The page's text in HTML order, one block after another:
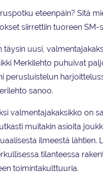
eteenpäin? Sitä
siirrettiin tuoreen
täysin uusi,
Merkilehto puhuivat
perusluistelun
sanoo.
valmentajakaksikko on
muitakin asioita
ilmeestä lähtien.
tilanteessa
toimintakulttuuria.